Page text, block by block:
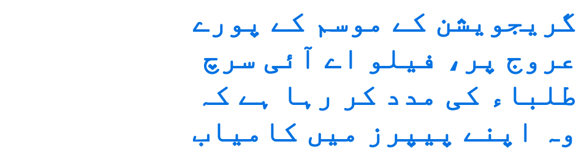
گریجویشن کے موسم کے پورے
عروج پر، فیلو اے آئی سرچ
طلباء کی مدد کر رہا ہے کہ
وہ اپنے پیپرز میں کامیاب